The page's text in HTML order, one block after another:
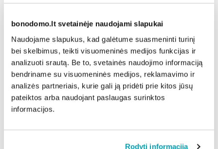
bonodomo.lt svetainėje naudojami slapukai
Naudojame slapukus, kad galėtume suasmeninti turinį
bei skelbimus, teikti visuomeninės medijos funkcijas ir
analizuoti srautą. Be to, svetainės naudojimo informaciją
bendriname su visuomeninės medijos, reklamavimo ir
analizės partneriais, kurie gali ją pridėti prie kitos jūsų
pateiktos arba naudojant paslaugas surinktos
informacijos.
Rodyti informaciją
galime žymiai greičiau ir sklandžiau išspręsti visas
Dalintis naujiena:
Atgal